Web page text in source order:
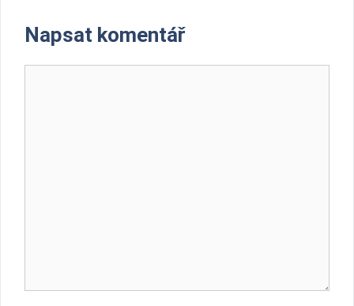
Napsat komentář